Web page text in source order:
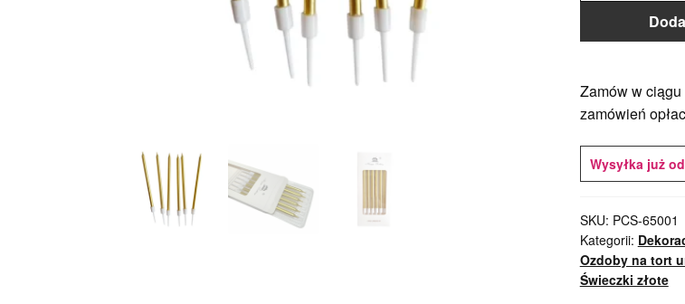
Zamów w ciągu
zamówień
Wysyłka już od
SKU: PCS-65001
Kategorii:
Ozdoby na tort
Świeczki złote